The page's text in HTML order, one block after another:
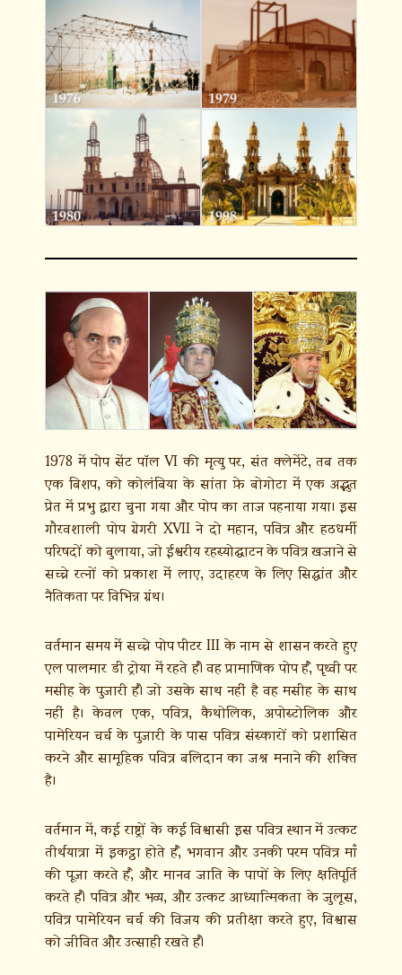
1978 में पोप सेंट पॉल VI की मृत्यु पर, संत क्लेमेंटे, तब तक
एक बिशप, को कोलंबिया के सांता फ़े बोगोटा में एक अद्भुत
प्रेत में प्रभु द्वारा चुना गया और पोप का ताज पहनाया गया। इस
गौरवशाली पोप ग्रेगरी XVII ने दो महान, पवित्र और हठधर्मी
परिषदों को बुलाया, जो ईश्वरीय रहस्योद्घाटन के पवित्र खजाने से
सच्चे रत्नों को प्रकाश में लाए, उदाहरण के लिए सिद्धांत और
नैतिकता पर विभिन्न ग्रंथ।
वर्तमान समय में सच्चे पोप पीटर III के नाम से शासन करते हुए
एल पालमार डी ट्रोया में रहते हैं। वह प्रामाणिक पोप हैं, पृथ्वी पर
मसीह के पुजारी हैं। जो उसके साथ नहीं है वह मसीह के साथ
नहीं है। केवल एक, पवित्र, कैथोलिक, अपोस्टोलिक और
पामेरियन चर्च के पुजारी के पास पवित्र संस्कारों को प्रशासित
करने और सामूहिक पवित्र बलिदान का जश्न मनाने की शक्ति
है।
वर्तमान में, कई राष्ट्रों के कई विश्वासी इस पवित्र स्थान में उत्कट
तीर्थयात्रा में इकट्ठा होते हैं, भगवान और उनकी परम पवित्र माँ
की पूजा करते हैं, और मानव जाति के पापों के लिए क्षतिपूर्ति
करते हैं। पवित्र और भव्य, और उत्कट आध्यात्मिकता के जुलूस,
पवित्र पामेरियन चर्च की विजय की प्रतीक्षा करते हुए, विश्वास
को जीवित और उत्साही रखते हैं।